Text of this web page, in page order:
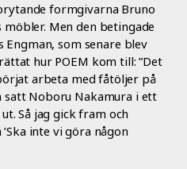
formgivarna Bruno
Men den betingade
som senare blev
hur POEM kom till: ”Det
arbeta med fåtöljer på
satt Noboru Nakamura i ett
Så jag gick fram och
inte vi göra någon